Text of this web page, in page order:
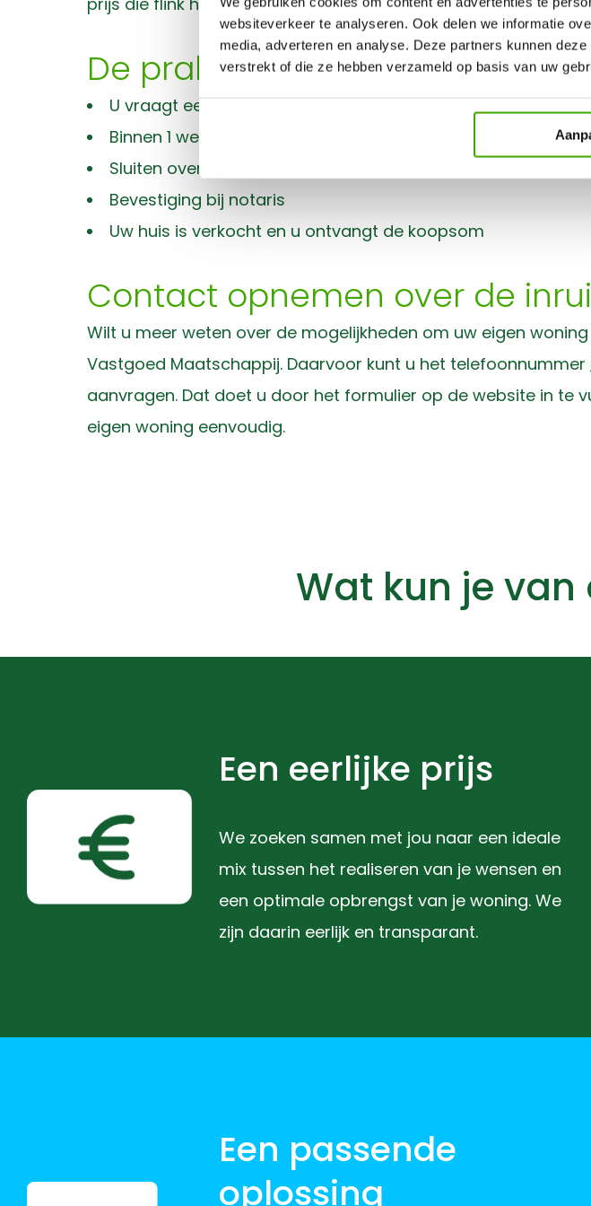
websiteverkeer te analyseren. Ook delen we informatie
media, adverteren en analyse. Deze partners kunnen
verstrekt of die ze hebben verzameld op basis van uw
De praktische aanpak van
U vraagt een richtprijs aan
Binnen 1 werkdag concreet antwoord
Sluiten overeenkomst
Bevestiging bij notaris
Uw huis is verkocht en u ontvangt de koopsom
Contact opnemen over de
Wilt u meer weten over de mogelijkheden om uw eigen
Vastgoed Maatschappij. Daarvoor kunt u het telefoonnummer
aanvragen. Dat doet u door het formulier op de website in te
eigen woning eenvoudig.
Wat kun je
Een eerlijke prijs
We zoeken samen met jou naar een ideale
mix tussen het realiseren van je wensen en
een optimale opbrengst van je woning. We
zijn daarin eerlijk en transparant.
Een passende
oplossing